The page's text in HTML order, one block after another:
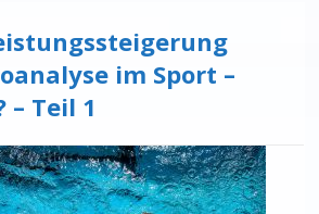
im Sport –
– Teil 1